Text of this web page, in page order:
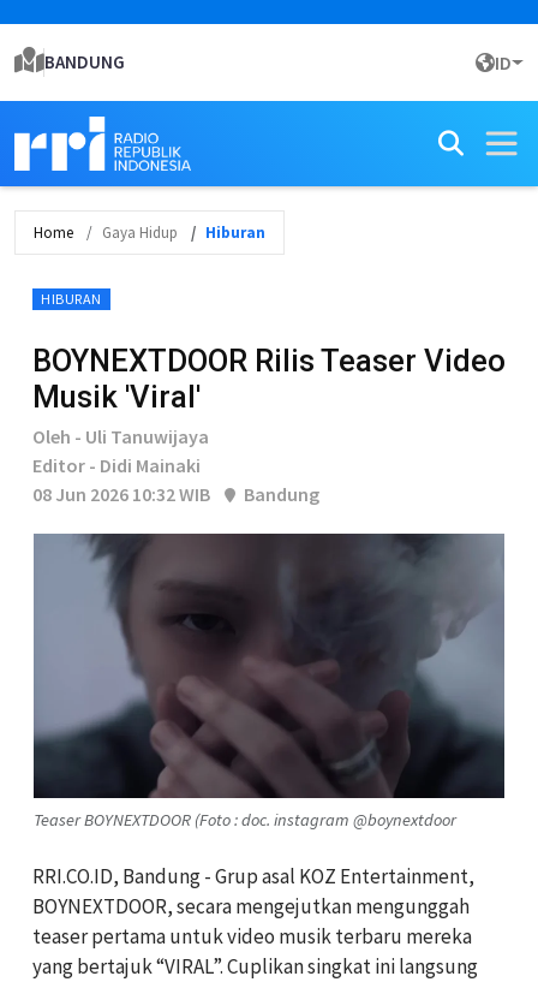
BANDUNG ID
Home Gaya Hidup Hiburan
HIBURAN
BOYNEXTDOOR Rilis Teaser Video
Musik 'Viral'
Oleh - Uli Tanuwijaya
Editor - Didi Mainaki
08 Jun 2026 10:32 WIB
Bandung
Teaser BOYNEXTDOOR (Foto : doc. instagram @boynextdoor
RRI.CO.ID, Bandung -Grup asal KOZ Entertainment,
BOYNEXTDOOR, secara mengejutkan mengunggah
teaser pertama untuk video musik terbaru mereka
yang bertajuk “VIRAL”. Cuplikan singkat ini langsung